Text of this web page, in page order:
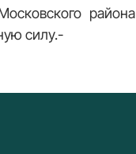
района
силу.-